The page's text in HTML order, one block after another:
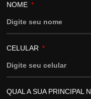
NOME
CELULAR
QUAL A SUA PRINCIPAL